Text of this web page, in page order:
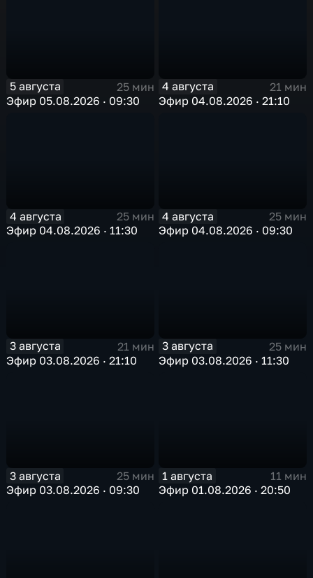
5 августа
25 мин
Эфир 05.08.2026 · 09:30
4 августа
21 мин
Эфир 04.08.2026 · 21:10
4 августа
25 мин
Эфир 04.08.2026 · 11:30
4 августа
25 мин
Эфир 04.08.2026 · 09:30
3 августа
21 мин
Эфир 03.08.2026 · 21:10
3 августа
25 мин
Эфир 03.08.2026 · 11:30
3 августа
25 мин
Эфир 03.08.2026 · 09:30
1 августа
11 мин
Эфир 01.08.2026 · 20:50